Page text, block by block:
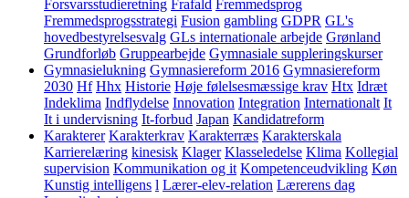
Forsvarsstudieretning Frafald Fremmedsprog
Fremmedsprogsstrategi Fusion gambling GDPR GL's
hovedbestyrelsesvalg GLs internationale arbejde Grønland
Grundforløb Gruppearbejde Gymnasiale suppleringskurser
Gymnasielukning Gymnasiereform 2016 Gymnasiereform
2030 Hf Hhx Historie Høje følelsesmæssige krav Htx Idræt
Indeklima Indflydelse Innovation Integration Internationalt It
It i undervisning It-forbud Japan Kandidatreform
Karakterer Karakterkrav Karakterræs Karakterskala
Karrierelæring kinesisk Klager Klasseledelse Klima Kollegial
supervision Kommunikation og it Kompetenceudvikling Køn
Kunstig intelligens l Lærer-elev-relation Lærerens dag